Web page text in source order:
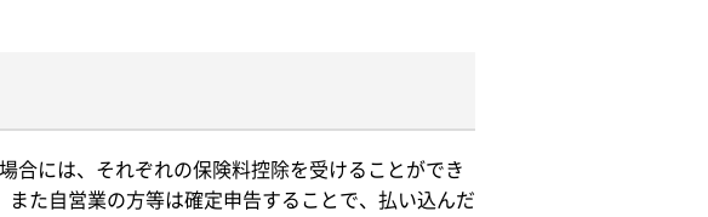
合には、それぞれの保険料控除を受けることができ
た自営業の方等は確定申告することで、払い込んだ